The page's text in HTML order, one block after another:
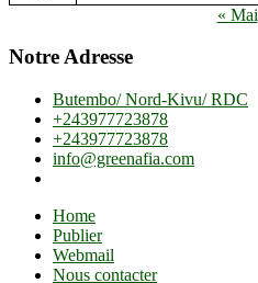
« Mai
Notre Adresse
Butembo/ Nord-Kivu/ RDC
+243977723878
+243977723878
info@greenafia.com
Home
Publier
Webmail
Nous contacter